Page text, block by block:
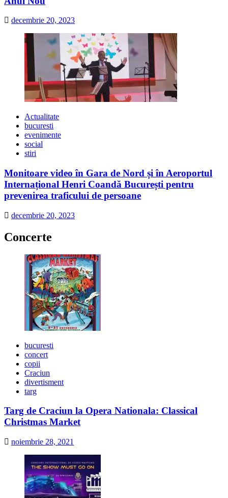
decembrie 20, 2023
Actualitate
bucuresti
evenimente
social
stiri
Monitoare video în Gara de Nord și în Aeroportul
Internațional Henri Coandă București pentru
prevenirea traficului de persoane
decembrie 20, 2023
Concerte
bucuresti
concert
copii
Craciun
divertisment
targ
Targ de Craciun la Opera Nationala: Classical
Christmas Market
noiembrie 28, 2021